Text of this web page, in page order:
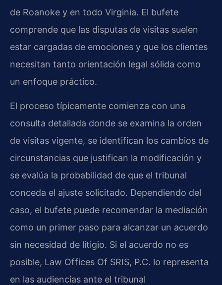
de Roanoke y en todo Virginia. El bufete
comprende que las disputas de visitas suelen
estar cargadas de emociones y que los clientes
necesitan tanto orientación legal sólida como
un enfoque práctico.
El proceso típicamente comienza con una
consulta detallada donde se examina la orden
de visitas vigente, se identifican los cambios de
circunstancias que justifican la modificación y
se evalúa la probabilidad de que el tribunal
conceda el ajuste solicitado. Dependiendo del
caso, el bufete puede recomendar la mediación
como un primer paso para alcanzar un acuerdo
sin necesidad de litigio. Si el acuerdo no es
posible, Law Offices Of SRIS, P.C. lo representa
en las audiencias ante el tribunal